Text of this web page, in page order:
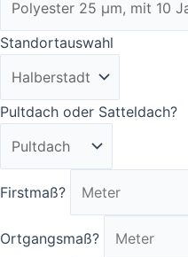
Standortauswahl
Pultdach oder Satteldach?
Firstmaß?
Ortgangsmaß?